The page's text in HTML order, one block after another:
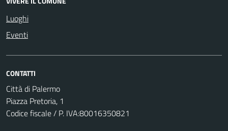
Luoghi
Eventi
CONTATTI
Città di Palermo
Piazza Pretoria, 1
Codice fiscale / P. IVA:80016350821